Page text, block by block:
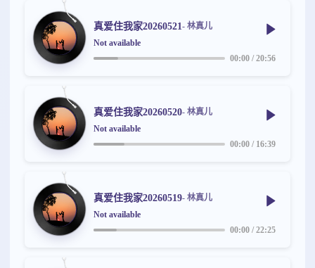
真爱住我家20260521- 林真儿
Not available
00:00 /20:56
真爱住我家20260520- 林真儿
Not available
00:00 / 16:39
真爱住我家20260519- 林真儿
Not available
00:00 /22:25